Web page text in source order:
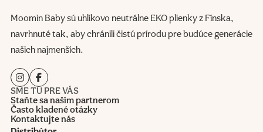
Moomin Baby sú uhlíkovo neutrálne EKO plienky z Fínska,
navrhnuté tak, aby chránili čistú prírodu pre budúce generácie
našich najmenších.
SME TU PRE VÁS
Staňte sa naším partnerom
Často kladené otázky
Kontaktujte nás